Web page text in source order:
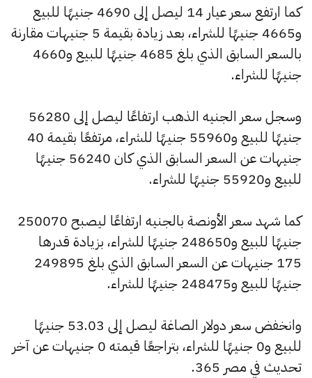
كما ارتفع سعر عيار 14 ليصل إلى 4690 جنيهًا للبيع
و4665 جنيهًا للشراء، بعد زيادة بقيمة 5 جنيهات مقارنة
بالسعر السابق الذي بلغ 4685 جنيهًا للبيع و4660
جنيهًا للشراء.
وسجل سعر الجنيه الذهب ارتفاعًا ليصل إلى 56280
جنيهًا للبيع و55960 جنيهًا للشراء، مرتفعًا بقيمة 40
جنيهات عن السعر السابق الذي كان 56240 جنيهًا
للبيع و55920 جنيهًا للشراء.
كما شهد سعر الأونصة بالجنيه ارتفاعًا ليصبح 250070
جنيهًا للبيع و248650 جنيهًا للشراء، بزيادة قدرها
175 جنيهات عن السعر السابق الذي بلغ 249895
جنيهًا للبيع و248475 جنيهًا للشراء.
وانخفض سعر دولار الصاغة ليصل إلى 53.03 جنيهًا
للبيع و0 جنيهًا للشراء، بتراجعًا قيمته 0 جنيهات عن آخر
تحديث في مصر 365.